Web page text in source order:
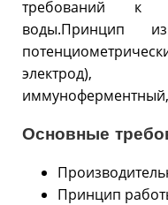
требований к
воды.Принцип
электрод),
Основные
Принцип